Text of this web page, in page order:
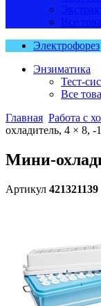
Все
Электрофорез
Энзиматика
Тест-
Все
Главная Работа с
охладитель, 4 × 8, -
Мини-
Артикул 421321139